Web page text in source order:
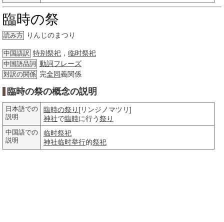
臨時の祭
読み方 りんじのまつり
中国語訳 特别祭祀 ， 临时祭祀
中国語品詞 動詞フレーズ
対訳の関係 完全同義関係
臨時の祭の概念の説明
日本語での
説明
臨時の祭り [リンジノマツリ]
神社で臨時に行う祭り
中国語での
説明
临时祭祀
神社临时举行的祭祀